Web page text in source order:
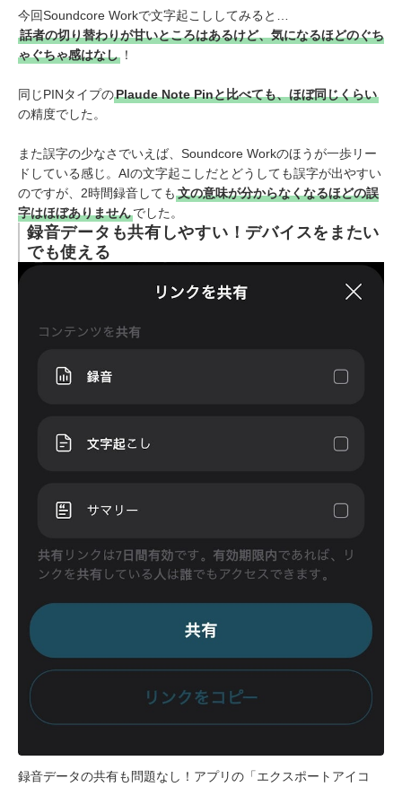
今回Soundcore Workで文字起こししてみると…
話者の切り替わりが甘いところはあるけど、気になるほどのぐち
ゃぐちゃ感はなし ！
同じPINタイプのPlaude Note Pinと比べても、ほぼ同じくらい
の精度でした。
また誤字の少なさでいえば、Soundcore Workのほうが一歩リー
ドしている感じ。AIの文字起こしだとどうしても誤字が出やすい
のですが、2時間録音しても 文の意味が分からなくなるほどの誤
字はほぼありませんでした。
録音データも共有しやすい！デバイスをまたい
でも使える
録音データの共有も問題なし！アプリの「エクスポートアイコ